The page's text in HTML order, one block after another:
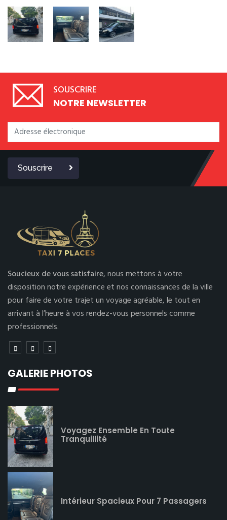
SOUSCRIRE
NOTRE NEWSLETTER
Souscrire
Soucieux de vous satisfaire,nous mettons à votre
disposition notre expérience et nos connaissances de la ville
pour faire de votre trajet un voyage agréable, le tout en
arrivant à l’heure à vos rendez-vous personnels comme
professionnels.
GALERIE PHOTOS
Voyagez Ensemble En Toute
Tranquillité
Intérieur Spacieux Pour 7 Passagers